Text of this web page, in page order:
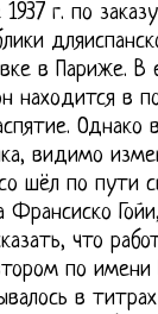
г. по
в Париже. В
находится в
Однако
видимо
шёл по пути
Франсиско
что
по имени
в